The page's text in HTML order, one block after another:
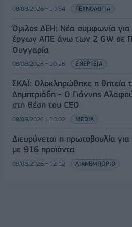
08/08/2026 - 10:54 ΤΕΧΝΟΛΟΓΙΑ
Όμιλος ΔΕΗ: Νέα συμφωνία για
έργων ΑΠΕ άνω των 2 GW σε
Ουγγαρία
08/08/2026 - 10:26 ΕΝΕΡΓΕΙΑ
ΣΚΑΪ: Ολοκληρώθηκε η θητεία
Δημητριάδη - Ο Γιάννης
στη θέση του CEO
08/08/2026 - 10:02 MEDIA
Διευρύνεται η πρωτοβουλία για
με 916 προϊόντα
08/08/2026 - 12:12 ΛΙΑΝΕΜΠΟΡΙΟ